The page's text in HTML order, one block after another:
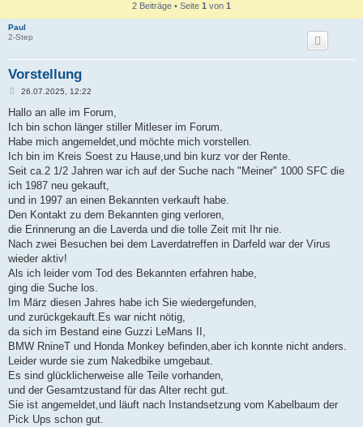
2 Beiträge • Seite 1 von 1
Paul
2-Step
Vorstellung
B
i
r
a
26.07.2025, 12:22
Hallo an alle im Forum,
Ich bin schon länger stiller Mitleser im Forum.
Habe mich angemeldet,und möchte mich vorstellen.
Ich bin im Kreis Soest zu Hause,und bin kurz vor der Rente.
Seit ca.2 1/2 Jahren war ich auf der Suche nach "Meiner" 1000 SFC die
ich 1987 neu gekauft,
und in 1997 an einen Bekannten verkauft habe.
Den Kontakt zu dem Bekannten ging verloren,
die Erinnerung an die Laverda und die tolle Zeit mit Ihr nie.
Nach zwei Besuchen bei dem Laverdatreffen in Darfeld war der Virus
wieder aktiv!
Als ich leider vom Tod des Bekannten erfahren habe,
ging die Suche los.
Im März diesen Jahres habe ich Sie wiedergefunden,
und zurückgekauft.Es war nicht nötig,
da sich im Bestand eine Guzzi LeMans II,
BMW RnineT und Honda Monkey befinden,aber ich konnte nicht anders.
Leider wurde sie zum Nakedbike umgebaut.
Es sind glücklicherweise alle Teile vorhanden,
und der Gesamtzustand für das Alter recht gut.
Sie ist angemeldet,und läuft nach Instandsetzung vom Kabelbaum der
Pick Ups schon gut.